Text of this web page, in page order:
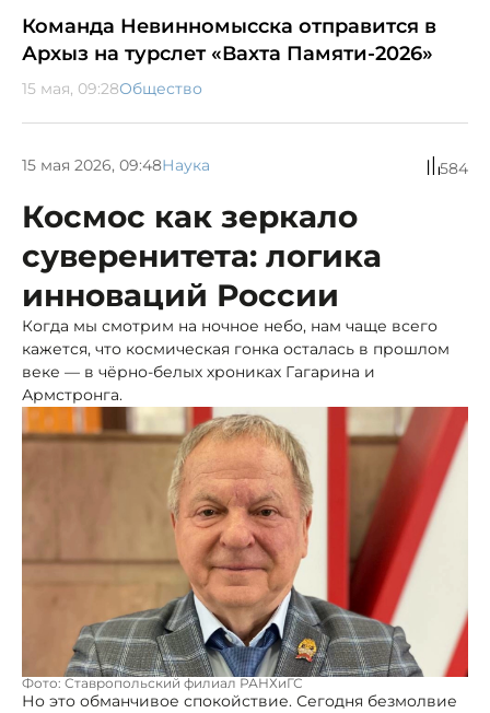
Команда Невинномысска отправится в
Архыз на турслет «Вахта Памяти-2026»
15 мая, 09:28Общество
15 мая 2026, 09:48Наука 584
Космос как зеркало
суверенитета: логика
инноваций России
Когда мы смотрим на ночное небо, нам чаще всего
кажется, что космическая гонка осталась в прошлом
веке — в чёрно-белых хрониках Гагарина и
Армстронга.
Фото: Ставропольский филиал РАНХиГС
Но это обманчивое спокойствие. Сегодня безмолвие